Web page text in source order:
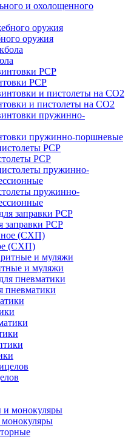
и охолощенного
оружия
PCP
и пистолеты на CO2
пружинно-поршневые
PCP
пружинно-
заправки PCP
(СХП)
и муляжи
пневматики